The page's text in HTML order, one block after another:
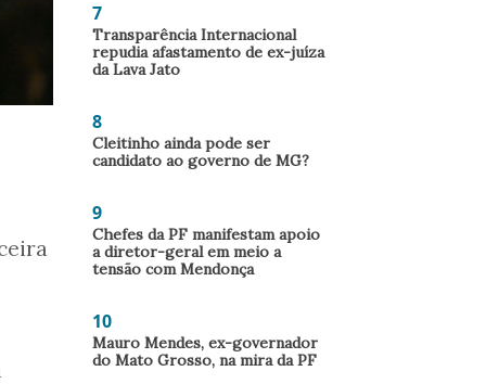
7
Transparência Internacional
repudia afastamento de ex-juíza
da Lava Jato
8
Cleitinho ainda pode ser
candidato ao governo de MG?
9
Chefes da PF manifestam apoio
a diretor-geral em meio a
tensão com Mendonça
10
Mauro Mendes, ex-governador
do Mato Grosso, na mira da PF